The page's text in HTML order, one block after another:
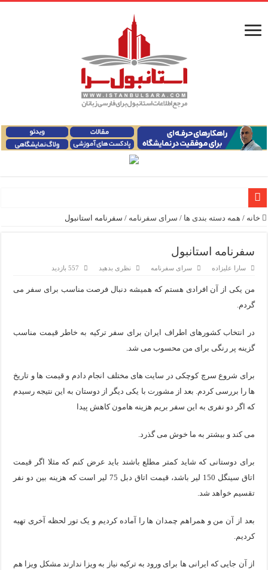
راهنمای فرودگاه‌های استانبول (فاصله و هزینه حمل و نقل
اپلیکیشن KarDes؛ راهنمای رایگان کشف تاریخ و فرهنگ پنهان ترکیه
مرکز خرید پولات استانبول | تجربه‌ای متفاوت از خرید و سبک
ویژگی‌های رفتاری و اجتماعی در زبان ترکی استانبولی
ویژگی‌های مثبت شخصیت در زبان ترکی استانبولی
موزه ساعت کاخ توپکاپی استانبول
خانه / همه دسته بندی ها / سرای سفرنامه / سفرنامه استانبول
سفرنامه استانبول
سارا علیزاده سرای سفرنامه نظری بدهید 557 بازدید
من یکی از آن افرادی هستم که همیشه دنبال فرصت مناسب برای سفر می
گردم.
در انتخاب کشورهای اطراف ایران برای سفر ترکیه به خاطر قیمت مناسب
گزینه پر رنگی برای من محسوب می شد.
برای شروع سرچ کوچکی در سایت های مختلف انجام دادم و قیمت ها و تاریخ
ها را بررسی کردم. بعد از مشورت با یکی دیگر از دوستان به این نتیجه رسیدم
که اگر دو نفری به این سفر بریم هزینه هامون کاهش پیدا
می کند و بیشتر به ما خوش می گذرد.
برای دوستانی که شاید کمتر مطلع باشند باید عرض کنم که مثلا اگر قیمت
اتاق سینگل 150 لیر باشد، قیمت اتاق دبل 75 لیر است که هزینه بین دو نفر
تقسیم خواهد شد.
بعد از آن من و همراهم چمدان ها را آماده کردیم و یک تور لحظه آخری تهیه
کردیم.
از آن جایی که ایرانی ها برای ورود به ترکیه نیاز به ویزا ندارند مشکل ویزا هم